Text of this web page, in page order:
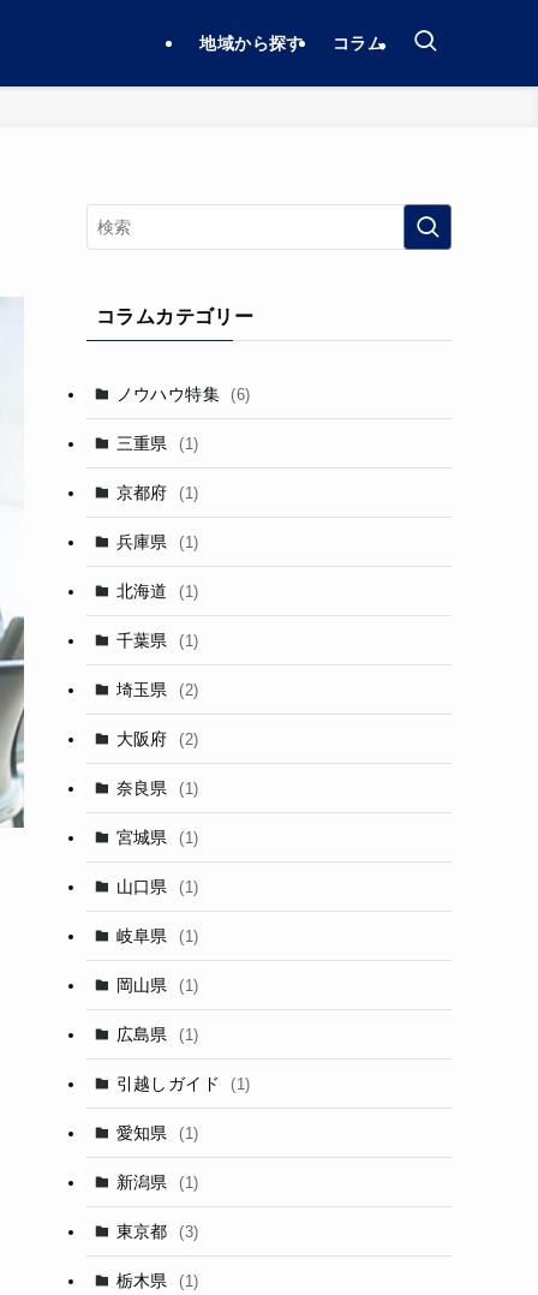
地域から探す コラム
コラムカテゴリー
ノウハウ特集 (6)
三重県 (1)
京都府 (1)
兵庫県 (1)
北海道 (1)
千葉県 (1)
埼玉県 (2)
大阪府 (2)
奈良県 (1)
宮城県 (1)
山口県 (1)
岐阜県 (1)
岡山県 (1)
広島県 (1)
引越しガイド (1)
愛知県 (1)
新潟県 (1)
東京都 (3)
栃木県 (1)